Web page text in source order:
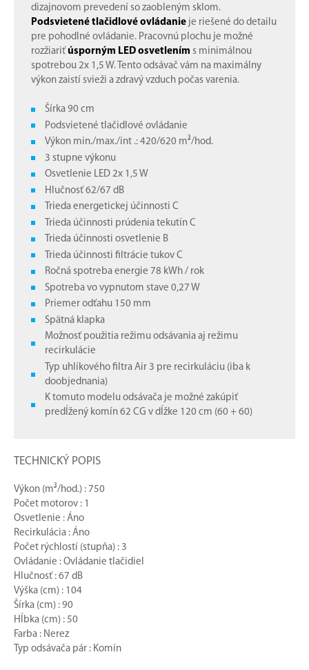
dizajnovom prevedení so zaobleným sklom.
Podsvietené tlačidlové ovládanie je riešené do detailu
pre pohodlné ovládanie. Pracovnú plochu je možné
rozžiariť úsporným LED osvetlením s minimálnou
spotrebou 2x 1,5 W. Tento odsávač vám na maximálny
výkon zaistí svieži a zdravý vzduch počas varenia.
Šírka 90 cm
Podsvietené tlačidlové ovládanie
Výkon min./max./int .: 420/620 m³/hod.
3 stupne výkonu
Osvetlenie LED 2x 1,5 W
Hlučnosť 62/67 dB
Trieda energetickej účinnosti C
Trieda účinnosti prúdenia tekutín C
Trieda účinnosti osvetlenie B
Trieda účinnosti filtrácie tukov C
Ročná spotreba energie 78 kWh / rok
Spotreba vo vypnutom stave 0,27 W
Priemer odťahu 150 mm
Spätná klapka
Možnosť použitia režimu odsávania aj režimu
recirkulácie
Typ uhlíkového filtra Air 3 pre recirkuláciu (iba k
doobjednania)
K tomuto modelu odsávača je možné zakúpiť
predĺžený komín 62 CG v dĺžke 120 cm (60 + 60)
TECHNICKÝ POPIS
Výkon (m³/hod.) : 750
Počet motorov : 1
Osvetlenie : Áno
Recirkulácia : Áno
Počet rýchlostí (stupňa) : 3
Ovládanie : Ovládanie tlačidiel
Hlučnosť : 67 dB
Výška (cm) : 104
Šírka (cm) : 90
Hĺbka (cm) : 50
Farba : Nerez
Typ odsávača pár : Komín